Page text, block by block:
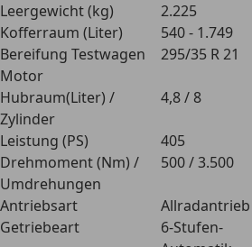
Leergewicht (kg)
2.225
Kofferraum (Liter)
540 - 1.749
Bereifung Testwagen
295/35 R 21
Motor
Hubraum(Liter) /
Zylinder
4,8 / 8
Leistung (PS) 405
Drehmoment (Nm) /
Umdrehungen
500 / 3.500
Antriebsart Allradantrieb
Getriebeart
6-Stufen-